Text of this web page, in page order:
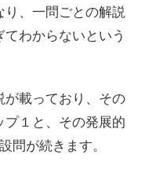
り、一問ごとの解説
わからないという
載っており、その
１と、その発展的
問が続きます。